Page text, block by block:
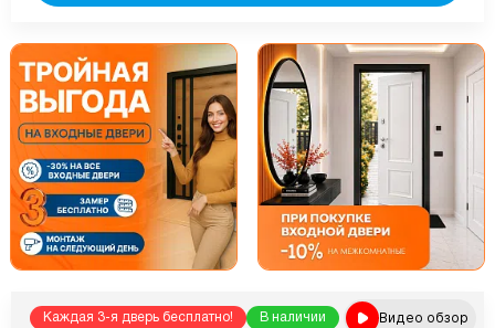
Каждая 3-я дверь бесплатно! В наличии Видео обзор